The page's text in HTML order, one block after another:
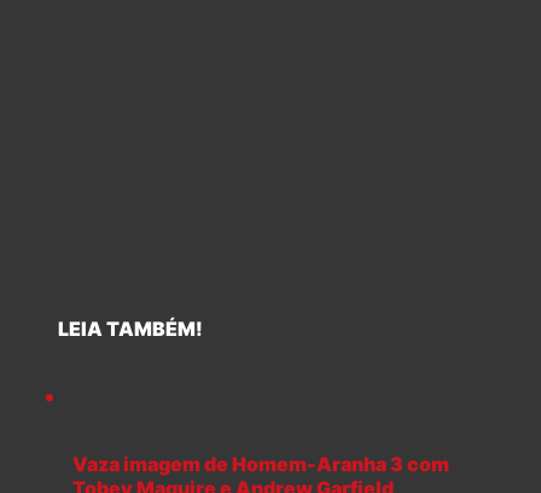
LEIA TAMBÉM!
Vaza imagem de Homem-Aranha 3 com